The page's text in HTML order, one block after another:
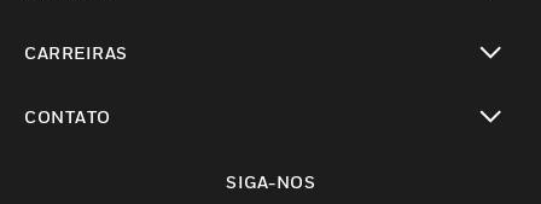
CARREIRAS
CONTATO
SIGA-NOS